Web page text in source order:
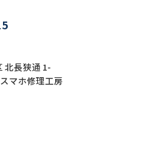
北長狭通 1-
マホ修理工房